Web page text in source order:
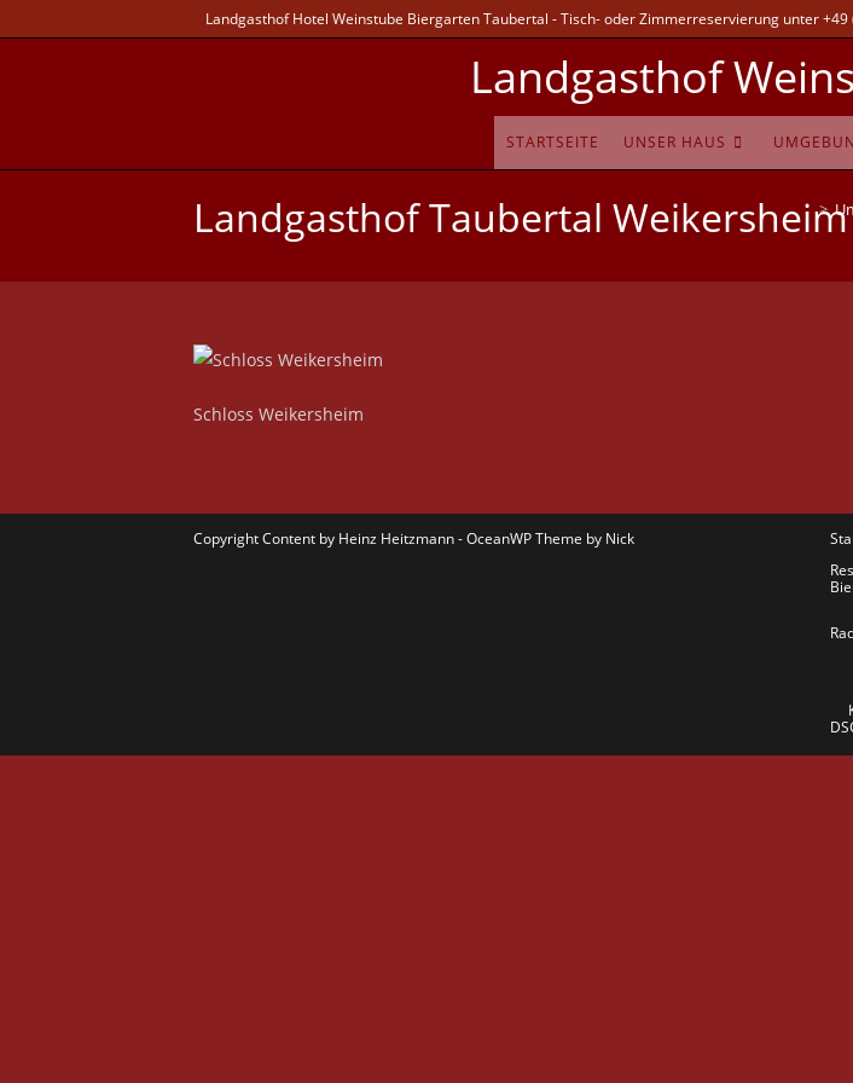
Landgasthof Hotel Weinstube Biergarten Taubertal - Tisch- oder Zimmerreservierung unter +49
Landgasthof
STARTSEITE UNSER HAUS
Landgasthof Taubertal Weikersheim
>
Schloss Weikersheim
Copyright Content by Heinz Heitzmann - OceanWP Theme by Nick